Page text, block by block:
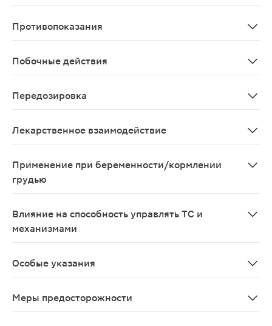
Противопоказания
Побочные действия
Передозировка
Лекарственное взаимодействие
Применение при беременности/кормлении
грудью
Влияние на способность управлять ТС и
механизмами
Особые указания
Меры предосторожности